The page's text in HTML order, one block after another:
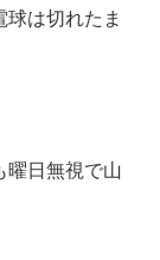
は切れたま
曜日無視で山